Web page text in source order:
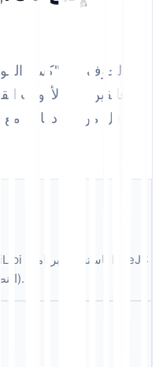
الخوف من "كسر
عالقين في الأدوات
النصي الخاص بنا أو اتصال النطاق الفرعي).